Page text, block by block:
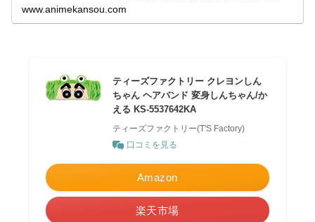
www.animekansou.com
ティーズファクトリー クレヨンしん
ちゃん ヘアバンド 変身しんちゃん/か
える KS-5537642KA
ティーズファクトリー(T'S Factory)
口コミを見る
Amazon
楽天市場